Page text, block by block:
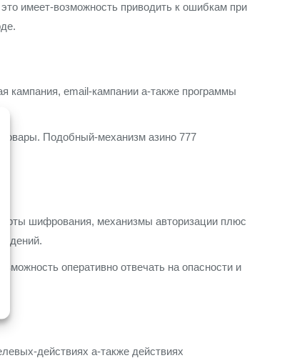
имеет-возможность приводить к ошибкам при
кампания, email-кампании а-также программы
Подобный-механизм азино 777
шифрования, механизмы авторизации плюс
оперативно отвечать на опасности и
действиях а-также действиях